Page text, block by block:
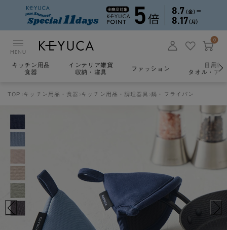
MENU
0
キッチン用品
食器
インテリア雑貨
収納・寝具
ファッション
日用雑
タオル・ア
TOP キッチン用品・食器 キッチン用品・調理器具 鍋・フライパン